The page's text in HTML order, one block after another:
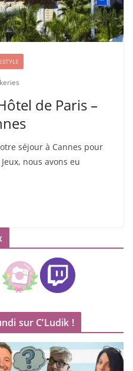
de Paris –
séjour à Cannes pour
nous avons eu
sur C’Ludik !